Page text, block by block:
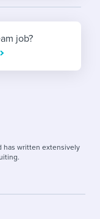
people
brand
experiences
job?
has written extensively